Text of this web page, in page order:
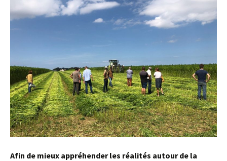
Afin de mieux appréhender les réalités autour de la